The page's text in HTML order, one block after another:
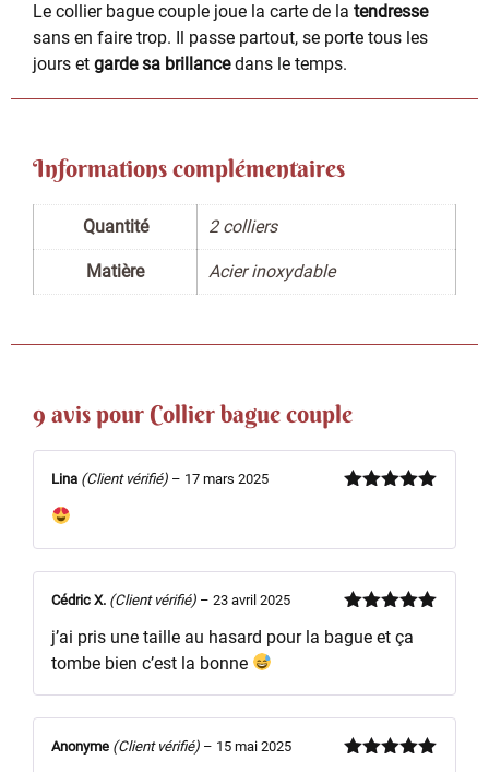
Le collier bague couple joue la carte de la tendresse
sans en faire trop. Il passe partout, se porte tous les
jours et garde sa brillancedans le temps.
Informations complémentaires
Quantité 2 colliers
Matière Acier inoxydable
9 avis pour Collier bague couple
Lina (Client vérifié) – 17 mars 2025
5
Cédric X. (Client vérifié) – 23 avril 2025
j’ai pris une taille au hasard pour la bague et ça
tombe bien c’est la bonne
Anonyme (Client vérifié) – 15 mai 2025